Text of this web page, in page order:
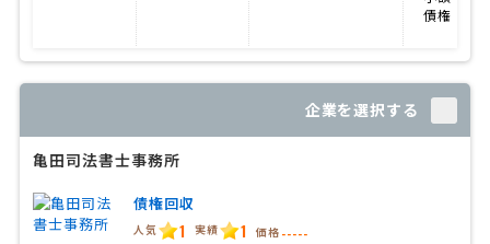
債権回収
企業を選択する
亀田司法書士事務所
債権回収
人気 1 実績 1 価格 -----